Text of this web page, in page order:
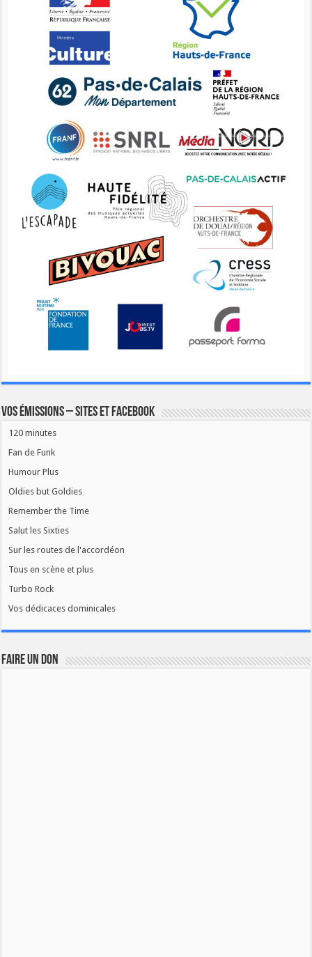
Vos émissions – Sites et Facebook
120 minutes
Fan de Funk
Humour Plus
Oldies but Goldies
Remember the Time
Salut les Sixties
Sur les routes de l'accordéon
Tous en scène et plus
Turbo Rock
Vos dédicaces dominicales
FAIRE UN DON